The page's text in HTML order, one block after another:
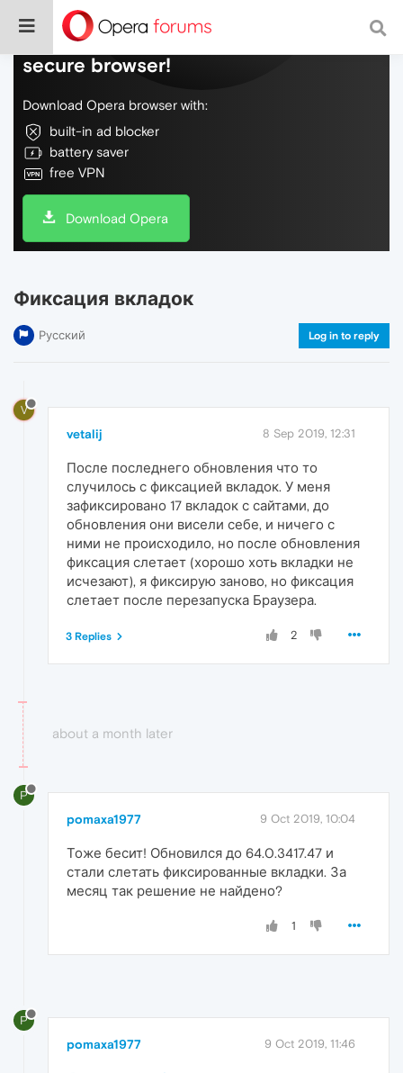
Do more on the web, with a fast and
secure browser!
Download Opera browser with:
built-in ad blocker
battery saver
free VPN
Download Opera
Фиксация вкладок
Русский Log in to reply
V
vetalij 8 Sep 2019, 12:31
После последнего обновления что то
случилось с фиксацией вкладок. У меня
зафиксировано 17 вкладок с сайтами, до
обновления они висели себе, и ничего с
ними не происходило, но после обновления
фиксация слетает (хорошо хоть вкладки не
исчезают), я фиксирую заново, но фиксация
слетает после перезапуска Браузера.
2
3 Replies
about a month later
P
pomaxa1977 9 Oct 2019, 10:04
Тоже бесит! Обновился до 64.0.3417.47 и
стали слетать фиксированные вкладки. За
месяц так решение не найдено?
1
P
pomaxa1977 9 Oct 2019, 11:46